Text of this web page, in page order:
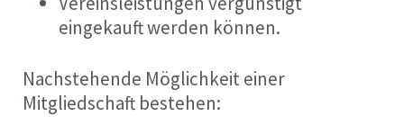
eingekauft werden können.
Nachstehende Möglichkeit einer
Mitgliedschaft bestehen: